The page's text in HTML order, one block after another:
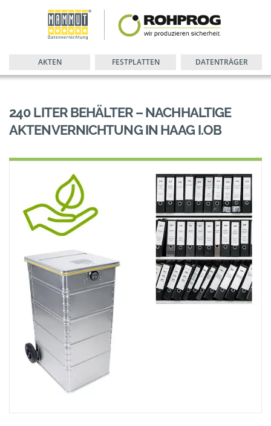
AKTEN FESTPLATTEN DATENTRÄGER
240 LITER BEHÄLTER – NACHHALTIGE
AKTENVERNICHTUNG IN HAAG I.OB